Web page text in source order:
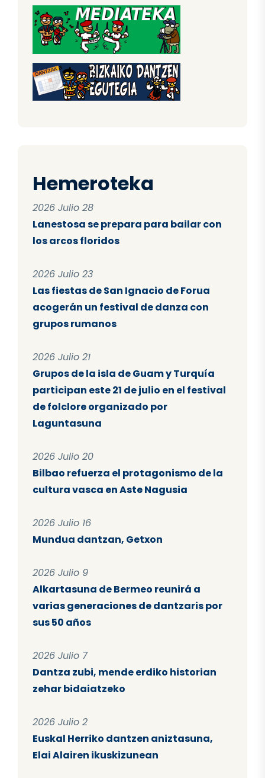
Hemeroteka
2026 Julio 28
Lanestosa se prepara para bailar con
los arcos floridos
2026 Julio 23
Las fiestas de San Ignacio de Forua
acogerán un festival de danza con
grupos rumanos
2026 Julio 21
Grupos de la isla de Guam y Turquía
participan este 21 de julio en el festival
de folclore organizado por
Laguntasuna
2026 Julio 20
Bilbao refuerza el protagonismo de la
cultura vasca en Aste Nagusia
2026 Julio 16
Mundua dantzan, Getxon
2026 Julio 9
Alkartasuna de Bermeo reunirá a
varias generaciones de dantzaris por
sus 50 años
2026 Julio 7
Dantza zubi, mende erdiko historian
zehar bidaiatzeko
2026 Julio 2
Euskal Herriko dantzen aniztasuna,
Elai Alairen ikuskizunean